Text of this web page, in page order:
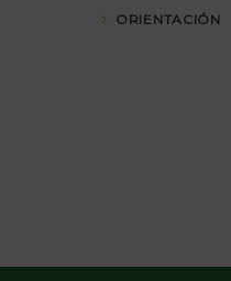
ORIENTACIÓN